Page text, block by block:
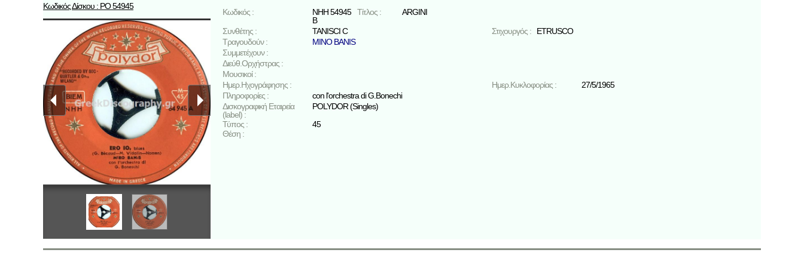
Κωδικός Δίσκου : ΡΟ 54945
Κωδικός :
ΝΗΗ 54945
Β
Τίτλος :
ARGINI
Συνθέτης :
TANISCI C Στιχουργός :
ETRUSCO
Τραγουδούν :
MINO BANIS
Συμμετέχουν :
Διεύθ.Ορχήστρας :
Μουσικοί :
Ημερ.Ηχογράφησης :
Ημερ.Κυκλοφορίας :
27/5/1965
Πληροφορίες :
con l'orchestra di G.Bonechi
Δισκογραφική Εταιρεία
(label) :
POLYDOR (Singles)
Τύπος :
45
Θέση :